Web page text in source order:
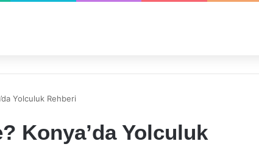
Yolculuk Rehberi
Konya’da Yolculuk